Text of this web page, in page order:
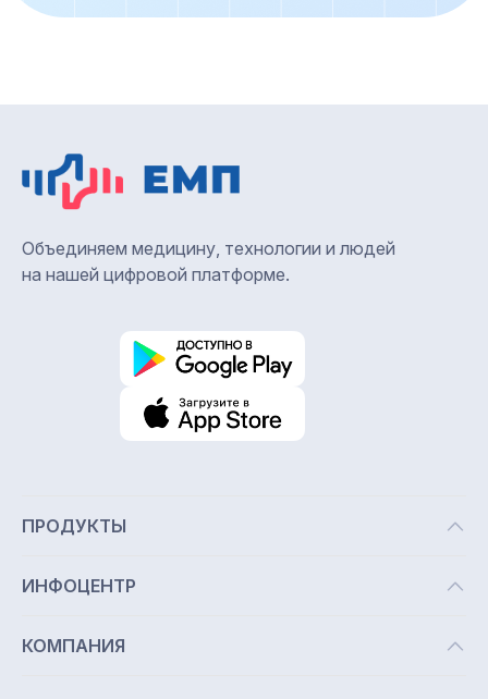
Объединяем медицину, технологии и людей
на нашей цифровой платформе.
ПРОДУКТЫ
ДМС для компании
ИНФОЦЕНТР
Новости
КОМПАНИЯ